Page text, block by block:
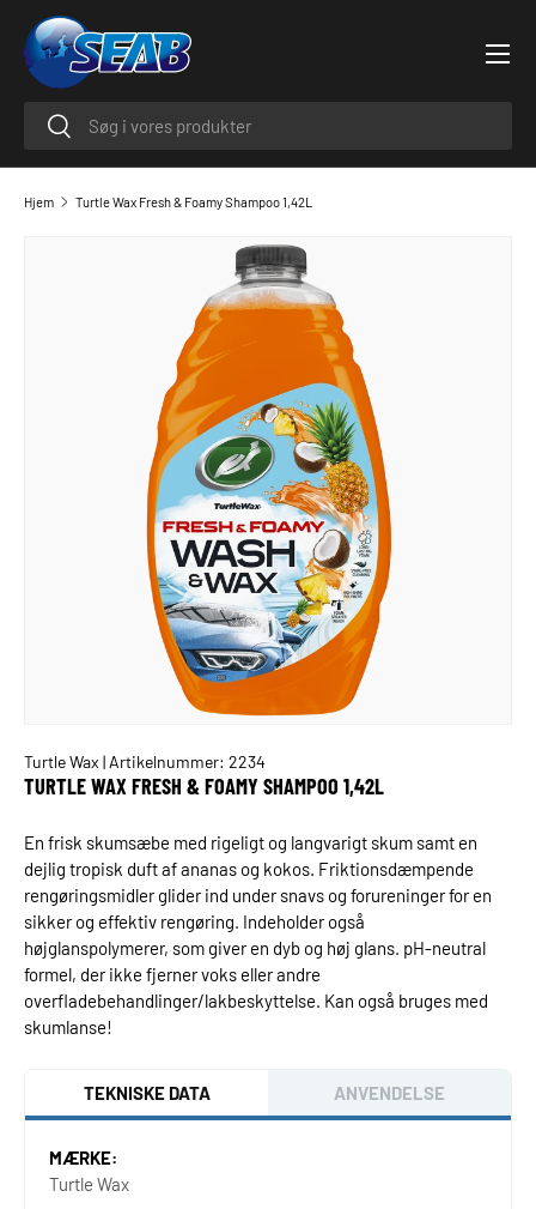
SPRING TIL INDHOLD
SøgeSøge
Menu
Hjem Turtle Wax Fresh & Foamy Shampoo 1,42L
GÅ TIL PRODUKTINFORMATION
Turtle Wax| Artikelnummer: 2234
TURTLE WAX FRESH & FOAMY SHAMPOO 1,42L
En frisk skumsæbe med rigeligt og langvarigt skum samt en
dejlig tropisk duft af ananas og kokos. Friktionsdæmpende
rengøringsmidler glider ind under snavs og forureninger for en
sikker og effektiv rengøring. Indeholder også
højglanspolymerer, som giver en dyb og høj glans. pH-neutral
formel, der ikke fjerner voks eller andre
overfladebehandlinger/lakbeskyttelse. Kan også bruges med
skumlanse!
TEKNISKE DATA ANVENDELSE
MÆRKE:
Turtle Wax